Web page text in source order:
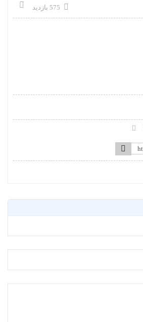
575 بازدید